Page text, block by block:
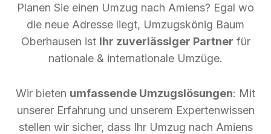
Planen Sie einen Umzug nach Amiens? Egal wo
die neue Adresse liegt, Umzugskönig Baum
Oberhausen ist Ihr zuverlässiger Partner für
nationale & internationale Umzüge.
Wir bieten umfassende Umzugslösungen: Mit
unserer Erfahrung und unserem Expertenwissen
stellen wir sicher, dass Ihr Umzug nach Amiens